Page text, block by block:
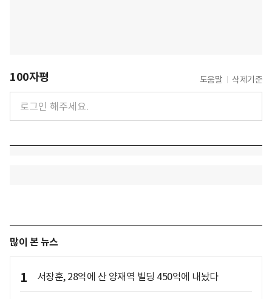
100자평 도움말 삭제기준
많이 본 뉴스
1 서장훈, 28억에 산 양재역 빌딩 450억에 내놨다